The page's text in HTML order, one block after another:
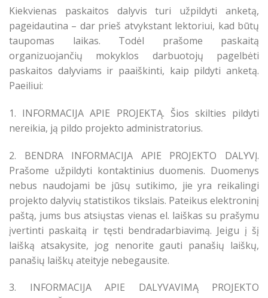
Kiekvienas paskaitos dalyvis turi užpildyti anketą,
pageidautina – dar prieš atvykstant lektoriui, kad būtų
taupomas laikas. Todėl prašome paskaitą
organizuojančių mokyklos darbuotojų pagelbėti
paskaitos dalyviams ir paaiškinti, kaip pildyti anketą.
Paeiliui:
1. INFORMACIJA APIE PROJEKTĄ. Šios skilties pildyti
nereikia, ją pildo projekto administratorius.
2. BENDRA INFORMACIJA APIE PROJEKTO DALYVĮ.
Prašome užpildyti kontaktinius duomenis. Duomenys
nebus naudojami be jūsų sutikimo, jie yra reikalingi
projekto dalyvių statistikos tikslais. Pateikus elektroninį
paštą, jums bus atsiųstas vienas el. laiškas su prašymu
įvertinti paskaitą ir tęsti bendradarbiavimą. Jeigu į šį
laišką atsakysite, jog nenorite gauti panašių laiškų,
panašių laiškų ateityje nebegausite.
3. INFORMACIJA APIE DALYVAVIMĄ PROJEKTO